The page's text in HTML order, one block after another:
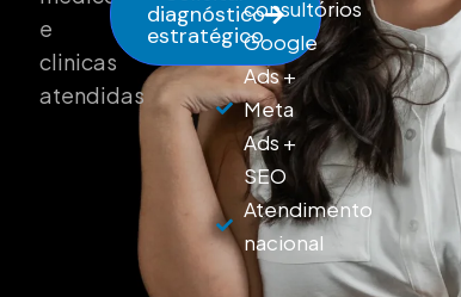
e
clinicas
atendidas
diagnóstico
estratégico
consultórios
Google
Ads +
Meta
Ads +
SEO
Atendimento
nacional